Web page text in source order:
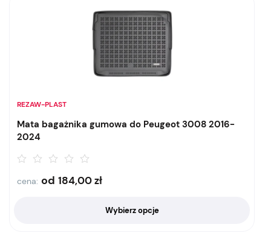
REZAW-PLAST
Mata bagażnika gumowa do Peugeot 3008 2016-
2024
cena: od 184,00zł
Wybierz opcje